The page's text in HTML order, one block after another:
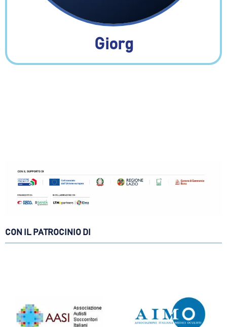
Giorg
CON IL PATROCINIO DI